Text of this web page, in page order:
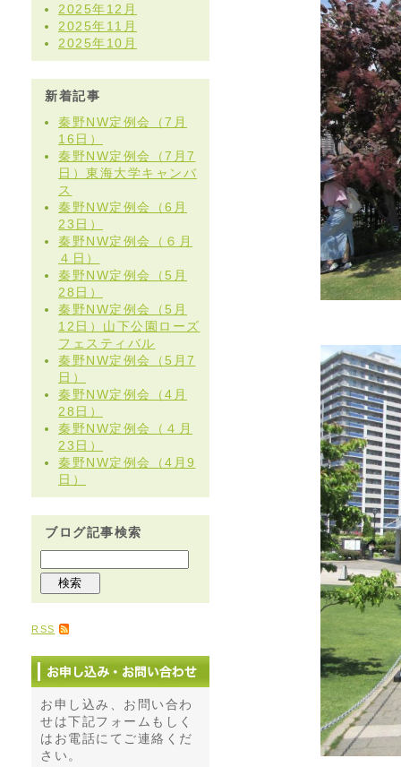
2025年12月
2025年11月
2025年10月
新着記事
秦野NW定例会（7月
16日）
秦野NW定例会（7月7
日）東海大学キャンバ
ス
秦野NW定例会（6月
23日）
秦野NW定例会（６月
４日）
秦野NW定例会（5月
28日）
秦野NW定例会（5月
12日）山下公園ローズ
フェスティバル
秦野NW定例会（5月7
日）
秦野NW定例会（4月
28日）
秦野NW定例会（４月
23日）
秦野NW定例会（4月9
日）
ブログ記事検索
RSS
お申し込み、お問い合わ
せは下記フォームもしく
はお電話にてご連絡くだ
さい。